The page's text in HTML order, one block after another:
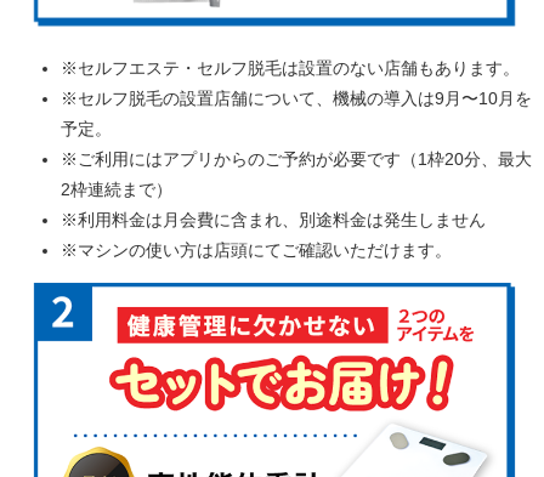
※セルフエステ・セルフ脱毛は設置のない店舗もあります。
※セルフ脱毛の設置店舗について、機械の導入は9月〜10月を
予定。
※ご利用にはアプリからのご予約が必要です（1枠20分、最大
2枠連続まで）
※利用料金は月会費に含まれ、別途料金は発生しません
※マシンの使い方は店頭にてご確認いただけます。